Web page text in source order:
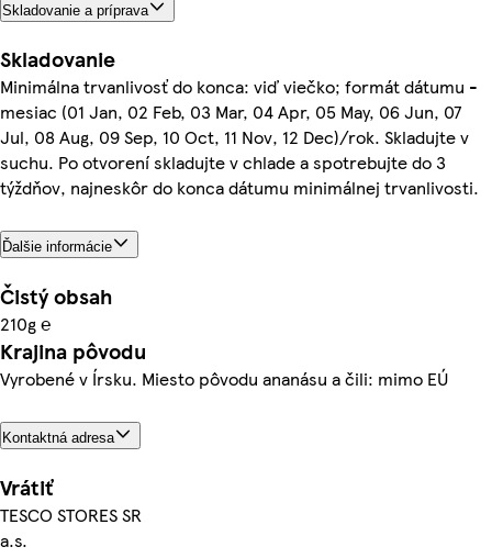
Skladovanie a príprava
Skladovanie
Minimálna trvanlivosť do konca: viď viečko; formát dátumu -
mesiac (01 Jan, 02 Feb, 03 Mar, 04 Apr, 05 May, 06 Jun, 07
Jul, 08 Aug, 09 Sep, 10 Oct, 11 Nov, 12 Dec)/rok. Skladujte v
suchu. Po otvorení skladujte v chlade a spotrebujte do 3
týždňov, najneskôr do konca dátumu minimálnej trvanlivosti.
Ďalšie informácie
Čistý obsah
210g ℮
Krajina pôvodu
Vyrobené v Írsku. Miesto pôvodu ananásu a čili: mimo EÚ
Kontaktná adresa
Vrátiť
TESCO STORES SR
a.s.